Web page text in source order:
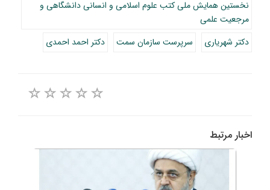
نخستین همایش ملی کتب علوم اسلامی و انسانی دانشگاهی و
مرجعیت علمی
دکتر شهریاری
سرپرست سازمان سمت دکتر احمد احمدی
اخبار مرتبط